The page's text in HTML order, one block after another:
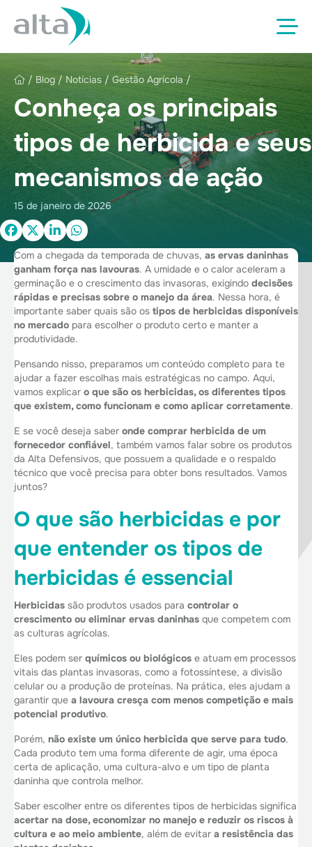
/ Blog / Notícias/ Gestão Agrícola/
Conheça os principais
tipos de herbicida e seus
mecanismos de ação
15 de janeiro de 2026
Com a chegada da temporada de chuvas, as ervas daninhas
ganham força nas lavouras. A umidade e o calor aceleram a
germinação e o crescimento das invasoras, exigindo decisões
rápidas e precisas sobre o manejo da área. Nessa hora, é
importante saber quais são os tipos de herbicidas disponíveis
no mercado para escolher o produto certo e manter a
produtividade.
Pensando nisso, preparamos um conteúdo completo para te
ajudar a fazer escolhas mais estratégicas no campo. Aqui,
vamos explicar o que são os herbicidas, os diferentes tipos
que existem, como funcionam e como aplicar corretamente.
E se você deseja saber onde comprar herbicida de um
fornecedor confiável, também vamos falar sobre os produtos
da Alta Defensivos, que possuem a qualidade e o respaldo
técnico que você precisa para obter bons resultados. Vamos
juntos?
O que são herbicidas e por
que entender os tipos de
herbicidas é essencial
Herbicidas são produtos usados para controlar o
crescimento ou eliminar ervas daninhas que competem com
as culturas agrícolas.
Eles podem ser químicos ou biológicos e atuam em processos
vitais das plantas invasoras, como a fotossíntese, a divisão
celular ou a produção de proteínas. Na prática, eles ajudam a
garantir que a lavoura cresça com menos competição e mais
potencial produtivo.
Porém, não existe um único herbicida que serve para tudo.
Cada produto tem uma forma diferente de agir, uma época
certa de aplicação, uma cultura-alvo e um tipo de planta
daninha que controla melhor.
Saber escolher entre os diferentes tipos de herbicidas significa
acertar na dose, economizar no manejo e reduzir os riscos à
cultura e ao meio ambiente, além de evitar a resistência das